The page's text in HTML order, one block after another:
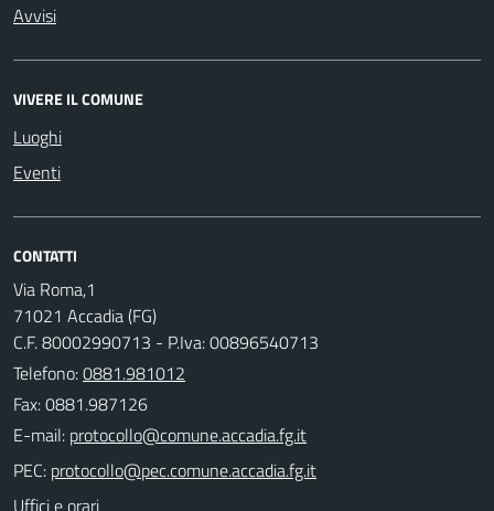
Avvisi
VIVERE IL COMUNE
Luoghi
Eventi
CONTATTI
Via Roma,1
71021 Accadia (FG)
C.F. 80002990713 - P.Iva: 00896540713
Telefono:0881.981012
Fax: 0881.987126
E-mail:
PEC:
Uffici e orari